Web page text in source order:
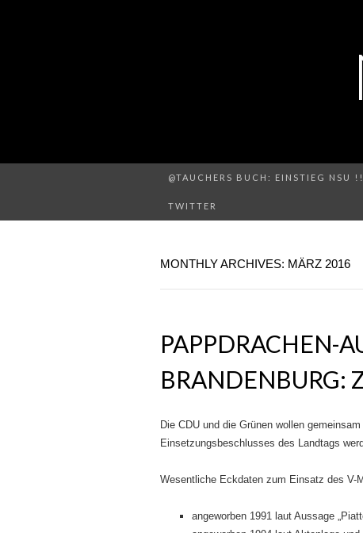
@TAUCHERS BUCH: EINSTIEG NSU
TWITTER
MONTHLY ARCHIVES: MÄRZ 2016
PAPPDRACHEN-
BRANDENBURG:
Die CDU und die Grünen wollen
Einsetzungsbeschlusses des Landtags
Wesentliche Eckdaten zum Einsatz des V-
angeworben 1991 laut Aussage